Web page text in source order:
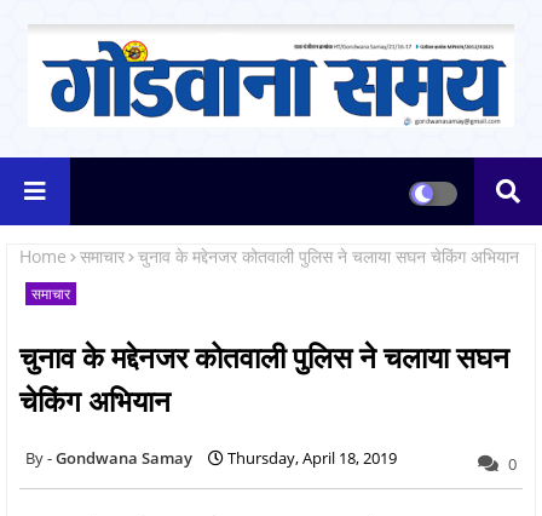
Home समाचार चुनाव के मद्देनजर कोतवाली पुलिस ने चलाया सघन चेकिंग अभियान
समाचार
चुनाव के मद्देनजर कोतवाली पुलिस ने चलाया सघन
चेकिंग अभियान
Gondwana Samay Thursday, April 18, 2019 0